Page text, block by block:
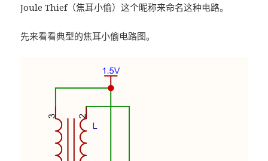
Joule Thief（焦耳小偷）这个昵称来命名这种电路。
先来看看典型的焦耳小偷电路图。